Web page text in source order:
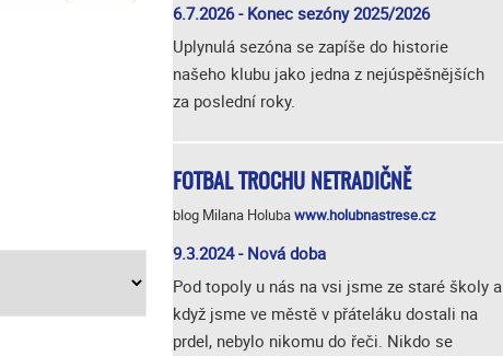
6.7.2026 - Konec sezóny 2025/2026
Uplynulá sezóna se zapíše do historie
našeho klubu jako jedna z nejúspěšnějších
za poslední roky.
FOTBAL TROCHU NETRADIČNĚ
blog Milana Holubawww.holubnastrese.cz
9.3.2024 - Nová doba
Pod topoly u nás na vsi jsme ze staré školy a
když jsme ve městě v přáteláku dostali na
prdel, nebylo nikomu do řeči. Nikdo se